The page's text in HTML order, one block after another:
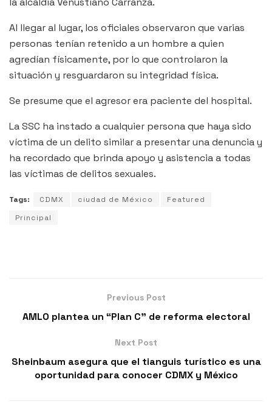
Al llegar al lugar, los oficiales observaron que varias
personas tenían retenido a un hombre a quien
agredían físicamente, por lo que controlaron la
situación y resguardaron su integridad física.
Se presume que el agresor era paciente del hospital.
La SSC ha instado a cualquier persona que haya sido
víctima de un delito similar a presentar una denuncia y
ha recordado que brinda apoyo y asistencia a todas
las víctimas de delitos sexuales.
Tags: CDMX ciudad de México
Featured
Principal
Previous Post
AMLO plantea un “Plan C” de reforma electoral
Next Post
Sheinbaum asegura que el tianguis turístico es una
oportunidad para conocer CDMX y México